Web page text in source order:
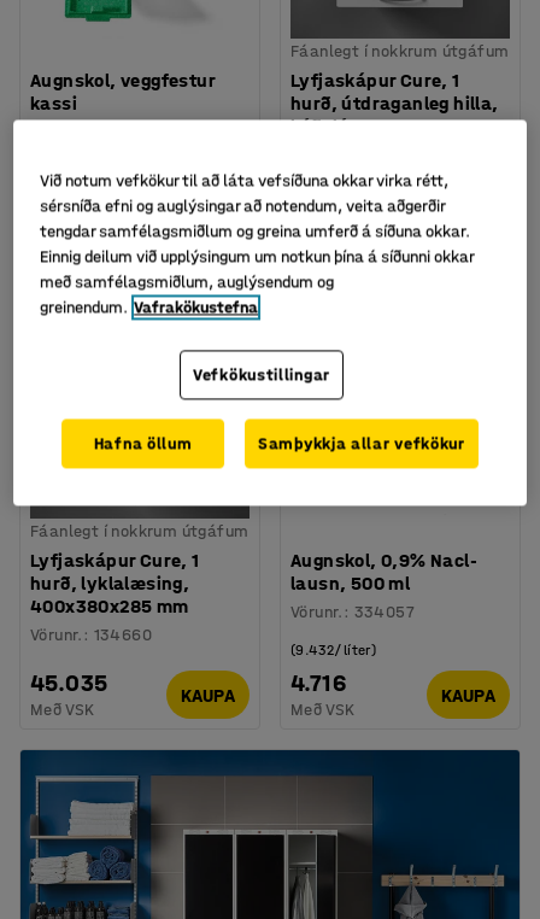
Augnskol, veggfestur
kassi
25.090
Með VSK
KAUPA
Fáanlegt í nokkrum útgáfum
Lyfjaskápur Cure, 1
hurð, útdraganleg hilla,
kóðalás, 455x400x300
Vörunr.:134665
74.090
Með VSK
KAUPA
Fáanlegt í nokkrum útgáfum
Lyfjaskápur Cure, 1
hurð, lyklalæsing,
400x380x285 mm
Vörunr. : 134660
45.035
Með VSK
KAUPA
Augnskol, 0,9% Nacl-
lausn, 500 ml
Vörunr. : 334057
4.716
(9.432/líter)
Með VSK
KAUPA
Við notum vefkökur til að láta vefsíðuna okkar virka rétt,
sérsníða efni og auglýsingar að notendum, veita aðgerðir
tengdar samfélagsmiðlum og greina umferð á síðuna okkar.
Einnig deilum við upplýsingum um notkun þína á síðunni okkar
með samfélagsmiðlum, auglýsendum og
greinendum. Vafrakökustefna
Vefkökustillingar
Hafna öllum Samþykkja allar vefkökur